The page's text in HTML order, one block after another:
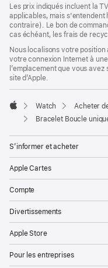
Les prix indiqués incluent la
applicables, mais s'entendent
contraire). Le bon de
cas échéant, les frais de
Nous localisons votre position
votre connexion Internet à
l’emplacement que vous
site d’Apple.
Apple
Watch
Acheter
Bracelet Boucle
S’informer et acheter
Apple Cartes
Compte
Divertissements
Apple Store
Pour les entreprises